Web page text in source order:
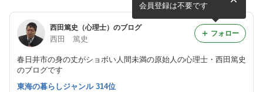
西田篤史（心理士）のブログ
西田 篤史
春日井市の身の丈がショボい人間未満の原始人の心理士・西田篤史
のブログです
会員登録は不要です
フォロー
東海の暮らしジャンル 314位